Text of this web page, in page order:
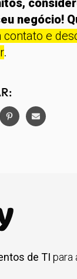
negócio!
contato e
.
de TI para